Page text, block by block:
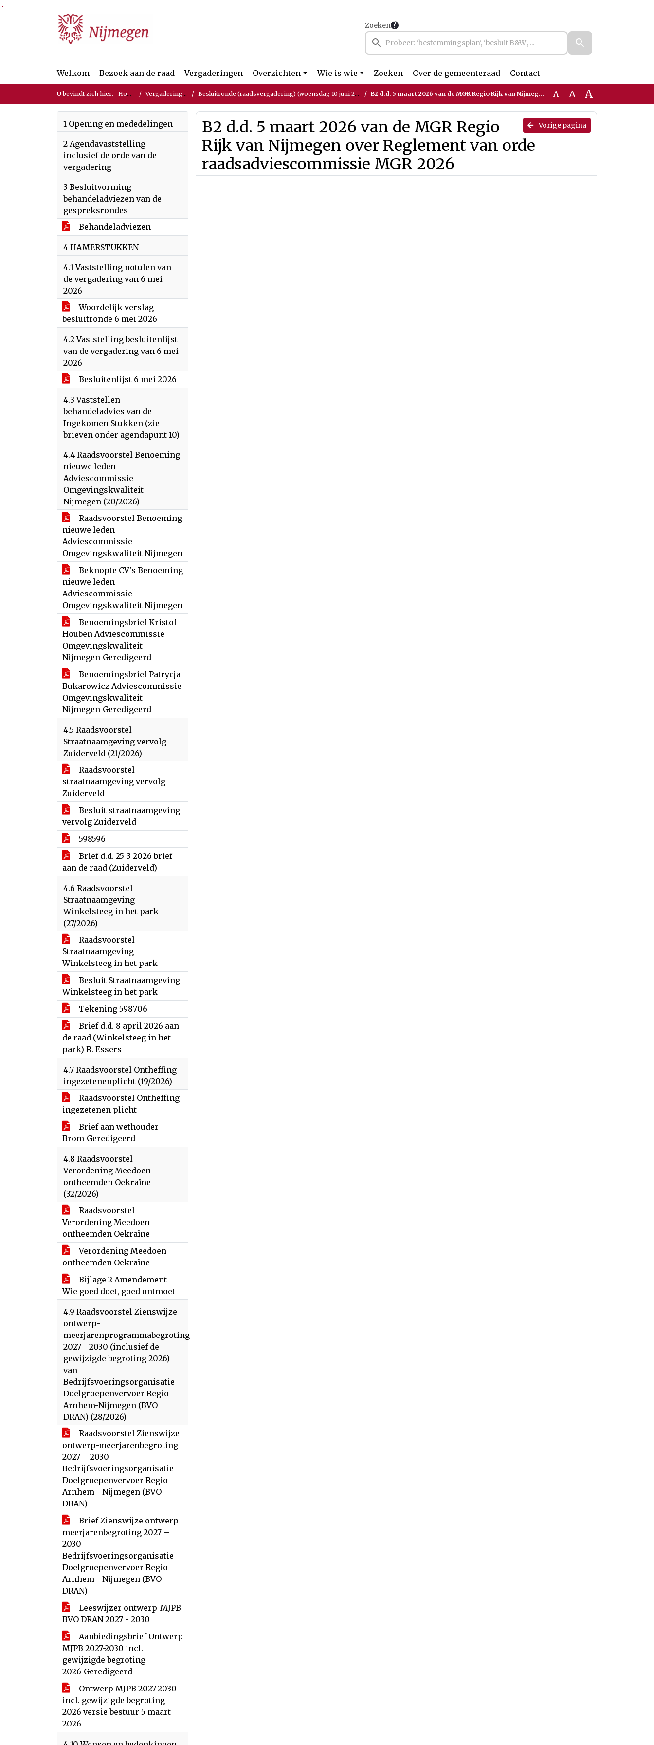
Ga naar de inhoud van deze pagina
Ga naar het zoeken
Ga naar het menu
Zoeken
Welkom Bezoek aan de raad Vergaderingen Overzichten Wie is wie Zoeken Over de gemeenteraad Contact
U bevindt zich hier: Home Vergaderingen Besluitronde (raadsvergadering) (woensdag 10 juni 2026) B2 d.d. 5 maart 2026 van de MGR Regio Rijk van Nijmegen over Reglement van orde raadsadviescommissie MGR 2026 A A A
1 Opening en mededelingen
2 Agendavaststelling
inclusief de orde van de
vergadering
3 Besluitvorming
behandeladviezen van de
gespreksrondes
Behandeladviezen
4 HAMERSTUKKEN
4.1 Vaststelling notulen van
de vergadering van 6 mei
2026
Woordelijk verslag
besluitronde 6 mei 2026
4.2 Vaststelling besluitenlijst
van de vergadering van 6 mei
2026
Besluitenlijst 6 mei 2026
4.3 Vaststellen
behandeladvies van de
Ingekomen Stukken (zie
brieven onder agendapunt 10)
4.4 Raadsvoorstel Benoeming
nieuwe leden
Adviescommissie
Omgevingskwaliteit
Nijmegen (20/2026)
Raadsvoorstel Benoeming
nieuwe leden
Adviescommissie
Omgevingskwaliteit Nijmegen
Beknopte CV's Benoeming
nieuwe leden
Adviescommissie
Omgevingskwaliteit Nijmegen
Benoemingsbrief Kristof
Houben Adviescommissie
Omgevingskwaliteit
Nijmegen_Geredigeerd
Benoemingsbrief Patrycja
Bukarowicz Adviescommissie
Omgevingskwaliteit
Nijmegen_Geredigeerd
4.5 Raadsvoorstel
Straatnaamgeving vervolg
Zuiderveld (21/2026)
Raadsvoorstel
straatnaamgeving vervolg
Zuiderveld
Besluit straatnaamgeving
vervolg Zuiderveld
598596
Brief d.d. 25-3-2026 brief
aan de raad (Zuiderveld)
4.6 Raadsvoorstel
Straatnaamgeving
Winkelsteeg in het park
(27/2026)
Raadsvoorstel
Straatnaamgeving
Winkelsteeg in het park
Besluit Straatnaamgeving
Winkelsteeg in het park
Tekening 598706
Brief d.d. 8 april 2026 aan
de raad (Winkelsteeg in het
park) R. Essers
4.7 Raadsvoorstel Ontheffing
ingezetenenplicht (19/2026)
Raadsvoorstel Ontheffing
ingezetenen plicht
Brief aan wethouder
Brom_Geredigeerd
4.8 Raadsvoorstel
Verordening Meedoen
ontheemden Oekraïne
(32/2026)
Raadsvoorstel
Verordening Meedoen
ontheemden Oekraïne
Verordening Meedoen
ontheemden Oekraïne
Bijlage 2 Amendement
Wie goed doet, goed ontmoet
4.9 Raadsvoorstel Zienswijze
ontwerp-
meerjarenprogrammabegroting
2027 - 2030 (inclusief de
gewijzigde begroting 2026)
van
Bedrijfsvoeringsorganisatie
Doelgroepenvervoer Regio
Arnhem-Nijmegen (BVO
DRAN) (28/2026)
Raadsvoorstel Zienswijze
ontwerp-meerjarenbegroting
2027 – 2030
Bedrijfsvoeringsorganisatie
Doelgroepenvervoer Regio
Arnhem - Nijmegen (BVO
DRAN)
Brief Zienswijze ontwerp-
meerjarenbegroting 2027 –
2030
Bedrijfsvoeringsorganisatie
Doelgroepenvervoer Regio
Arnhem - Nijmegen (BVO
DRAN)
Leeswijzer ontwerp-MJPB
BVO DRAN 2027 - 2030
Aanbiedingsbrief Ontwerp
MJPB 2027-2030 incl.
gewijzigde begroting
2026_Geredigeerd
Ontwerp MJPB 2027-2030
incl. gewijzigde begroting
2026 versie bestuur 5 maart
2026
Vorige pagina
B2 d.d. 5 maart 2026 van de MGR Regio
Rijk van Nijmegen over Reglement van orde
raadsadviescommissie MGR 2026